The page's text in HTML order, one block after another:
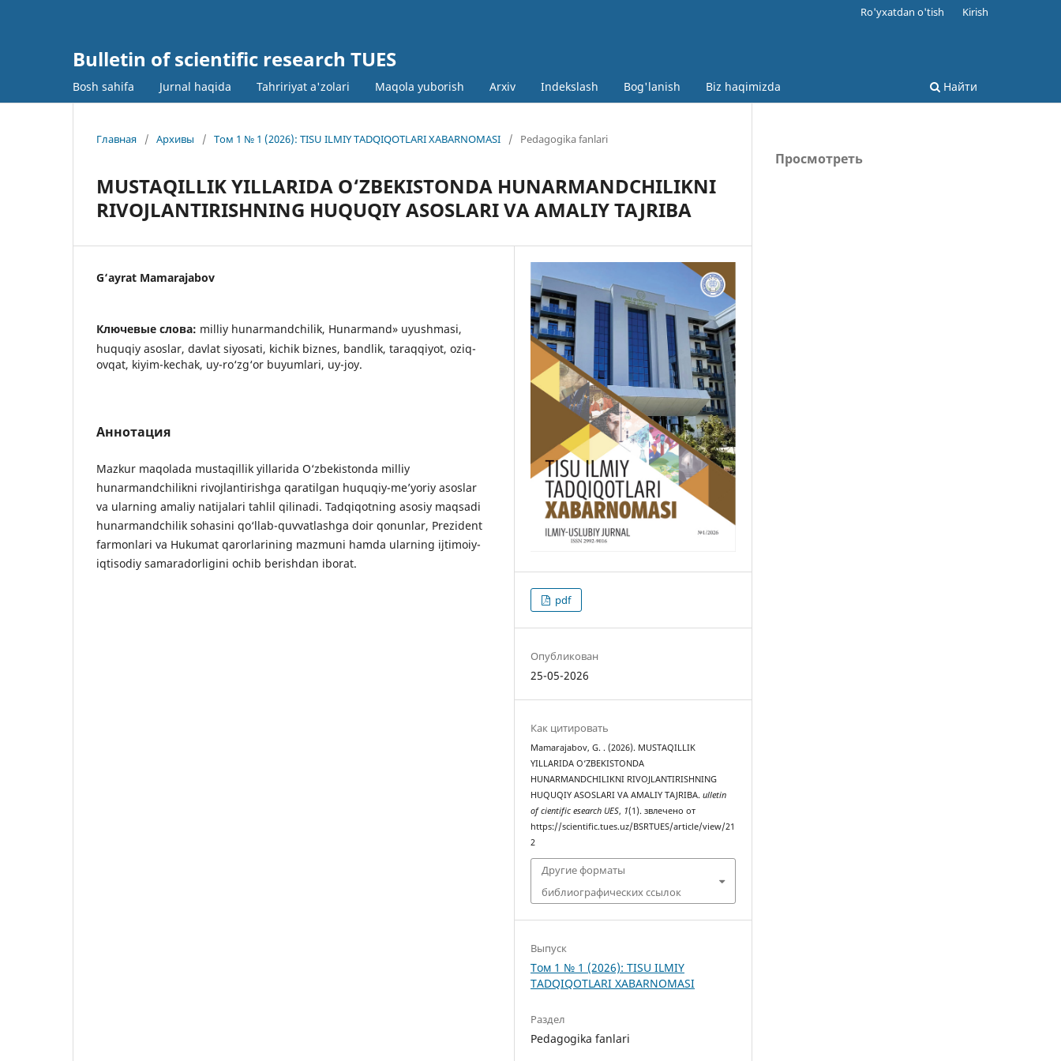
Bulletin of scientific research TUES
Bosh sahifa Jurnal haqida Tahririyat a'zolari Maqola yuborish Arxiv Indekslash Bog'lanish Biz haqimizda Найти
Ro'yxatdan o'tish Kirish
Главная / Архивы / Том 1 № 1 (2026): TISU ILMIY TADQIQOTLARI XABARNOMASI / Pedagogika fanlari
MUSTAQILLIK YILLARIDA O‘ZBEKISTONDA HUNARMANDCHILIKNI
RIVOJLANTIRISHNING HUQUQIY ASOSLARI VA AMALIY TAJRIBA
G‘ayrat Mamarajabov
Ключевые слова: milliy hunarmandchilik, Hunarmand» uyushmasi,
huquqiy asoslar, davlat siyosati, kichik biznes, bandlik, taraqqiyot, oziq-
ovqat, kiyim-kechak, uy-ro‘zg‘or buyumlari, uy-joy.
Аннотация
Mazkur maqolada mustaqillik yillarida O‘zbekistonda milliy
hunarmandchilikni rivojlantirishga qaratilgan huquqiy-me’yoriy asoslar
va ularning amaliy natijalari tahlil qilinadi. Tadqiqotning asosiy maqsadi
hunarmandchilik sohasini qo‘llab-quvvatlashga doir qonunlar, Prezident
farmonlari va Hukumat qarorlarining mazmuni hamda ularning ijtimoiy-
iqtisodiy samaradorligini ochib berishdan iborat.
pdf
Опубликован
25-05-2026
Как цитировать
Mamarajabov, G. . (2026). MUSTAQILLIK
YILLARIDA O‘ZBEKISTONDA
HUNARMANDCHILIKNI RIVOJLANTIRISHNING
HUQUQIY ASOSLARI VA AMALIY TAJRIBA.ulletin
of cientific esearch UES, 1(1). звлечено от
https://scientific.tues.uz/BSRTUES/article/view/21
2
Другие форматы
библиографических ссылок
Выпуск
Том 1 № 1 (2026): TISU ILMIY
TADQIQOTLARI XABARNOMASI
Раздел
Pedagogika fanlari
Просмотреть